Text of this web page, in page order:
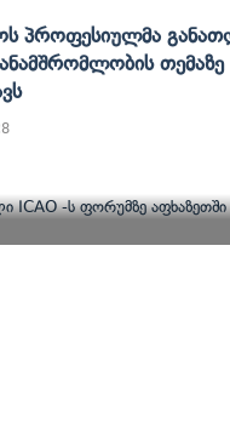
Პროფესიულმა
Თემაზე